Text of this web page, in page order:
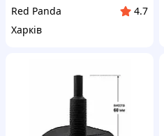
Red Panda
4.7
Харків